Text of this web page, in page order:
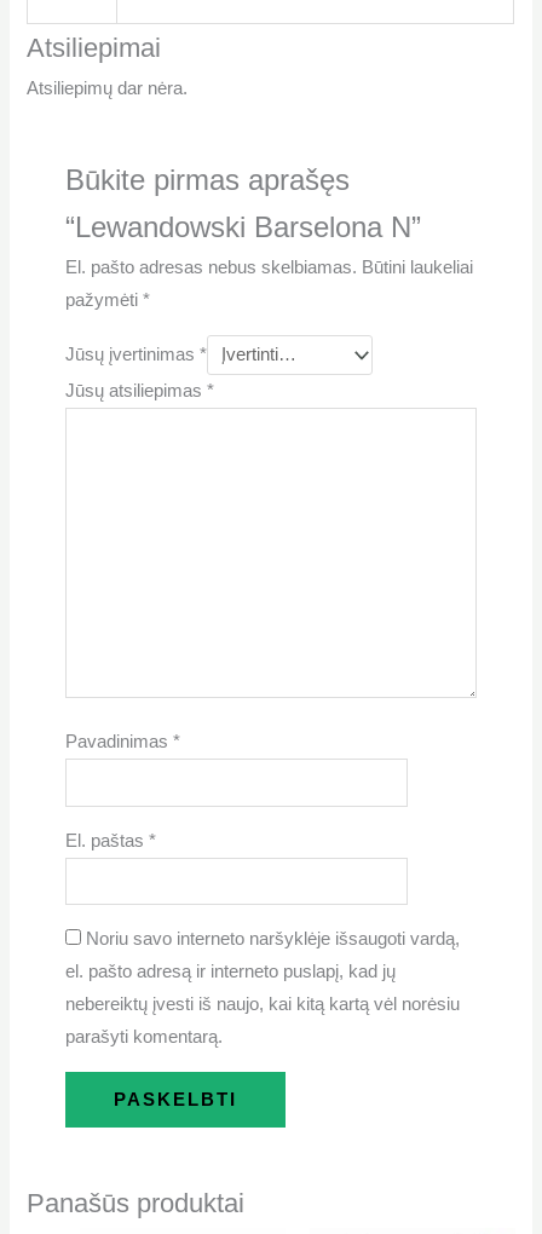
Atsiliepimai
Atsiliepimų dar nėra.
Būkite pirmas aprašęs
“Lewandowski Barselona N”
El. pašto adresas nebus skelbiamas. Būtini laukeliai
pažymėti *
Jūsų įvertinimas *
Jūsų atsiliepimas *
Pavadinimas *
El. paštas *
Noriu savo interneto naršyklėje išsaugoti vardą,
el. pašto adresą ir interneto puslapį, kad jų
nebereiktų įvesti iš naujo, kai kitą kartą vėl norėsiu
parašyti komentarą.
Panašūs produktai